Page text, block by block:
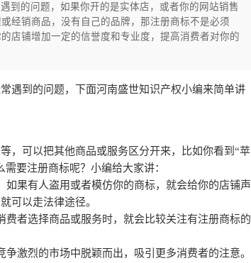
到的问题，如果你开的是实体店，或者你的网站销售
经销商品，没有自己的品牌，那注册商标不是必须
店铺增加一定的信誉度和专业度，提高消费者对你的
遇到的问题，下面河南盛世知识产权小编来简单讲
，可以把其他商品或服务区分开来，比如你看到“苹
要注册商标呢？小编给大家讲：
果有人盗用或者模仿你的商标，就会给你的店铺声
可以走法律途径。
者选择商品或服务时，就会比较关注有注册商标的
激烈的市场中脱颖而出，吸引更多消费者的注意。